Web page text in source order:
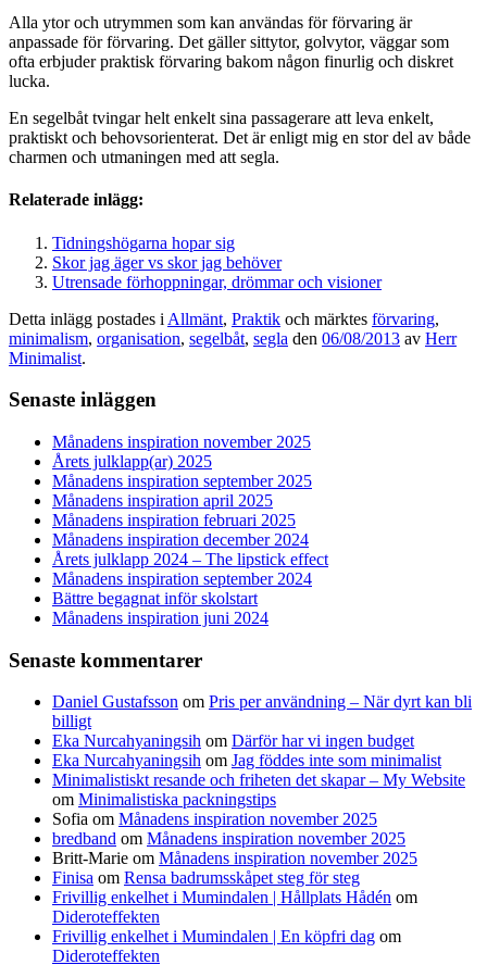
Alla ytor och utrymmen som kan användas för förvaring är
anpassade för förvaring. Det gäller sittytor, golvytor, väggar som
ofta erbjuder praktisk förvaring bakom någon finurlig och diskret
lucka.
En segelbåt tvingar helt enkelt sina passagerare att leva enkelt,
praktiskt och behovsorienterat. Det är enligt mig en stor del av både
charmen och utmaningen med att segla.
Relaterade inlägg:
Tidningshögarna hopar sig
Skor jag äger vs skor jag behöver
Utrensade förhoppningar, drömmar och visioner
Detta inlägg postades i Allmänt, Praktik och märktes förvaring,
minimalism, organisation, segelbåt, segla den 06/08/2013 av Herr
Minimalist.
Senaste inläggen
Månadens inspiration november 2025
Årets julklapp(ar) 2025
Månadens inspiration september 2025
Månadens inspiration april 2025
Månadens inspiration februari 2025
Månadens inspiration december 2024
Årets julklapp 2024 – The lipstick effect
Månadens inspiration september 2024
Bättre begagnat inför skolstart
Månadens inspiration juni 2024
Senaste kommentarer
Daniel Gustafsson om Pris per användning – När dyrt kan bli
billigt
Eka Nurcahyaningsih om Därför har vi ingen budget
Eka Nurcahyaningsih om Jag föddes inte som minimalist
Minimalistiskt resande och friheten det skapar – My Website
om Minimalistiska packningstips
Sofia om Månadens inspiration november 2025
bredband om Månadens inspiration november 2025
Britt-Marie om Månadens inspiration november 2025
Finisa om Rensa badrumsskåpet steg för steg
Frivillig enkelhet i Mumindalen | Hållplats Hådén om
Dideroteffekten
Frivillig enkelhet i Mumindalen | En köpfri dag om
Dideroteffekten